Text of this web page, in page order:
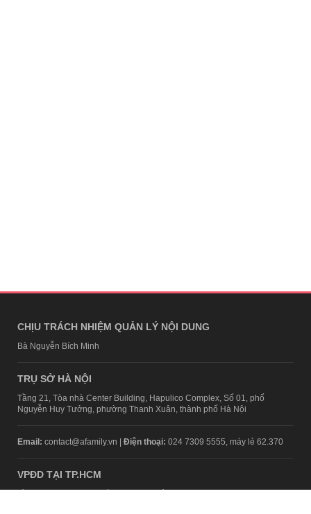
CHỊU TRÁCH NHIỆM QUẢN LÝ NỘI DUNG
Bà Nguyễn Bích Minh
TRỤ SỞ HÀ NỘI
Tầng 21, Tòa nhà Center Building, Hapulico Complex, Số 01, phố
Nguyễn Huy Tưởng, phường Thanh Xuân, thành phố Hà Nội
Email: contact@afamily.vn | Điện thoại: 024 7309 5555, máy lẻ 62.370
VPĐD TẠI TP.HCM